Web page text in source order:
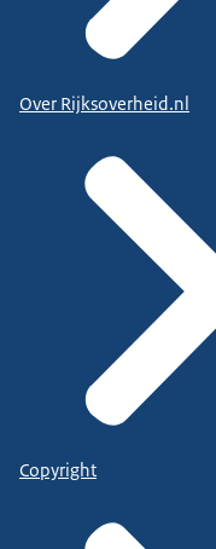
Over Rijksoverheid.nl
Copyright